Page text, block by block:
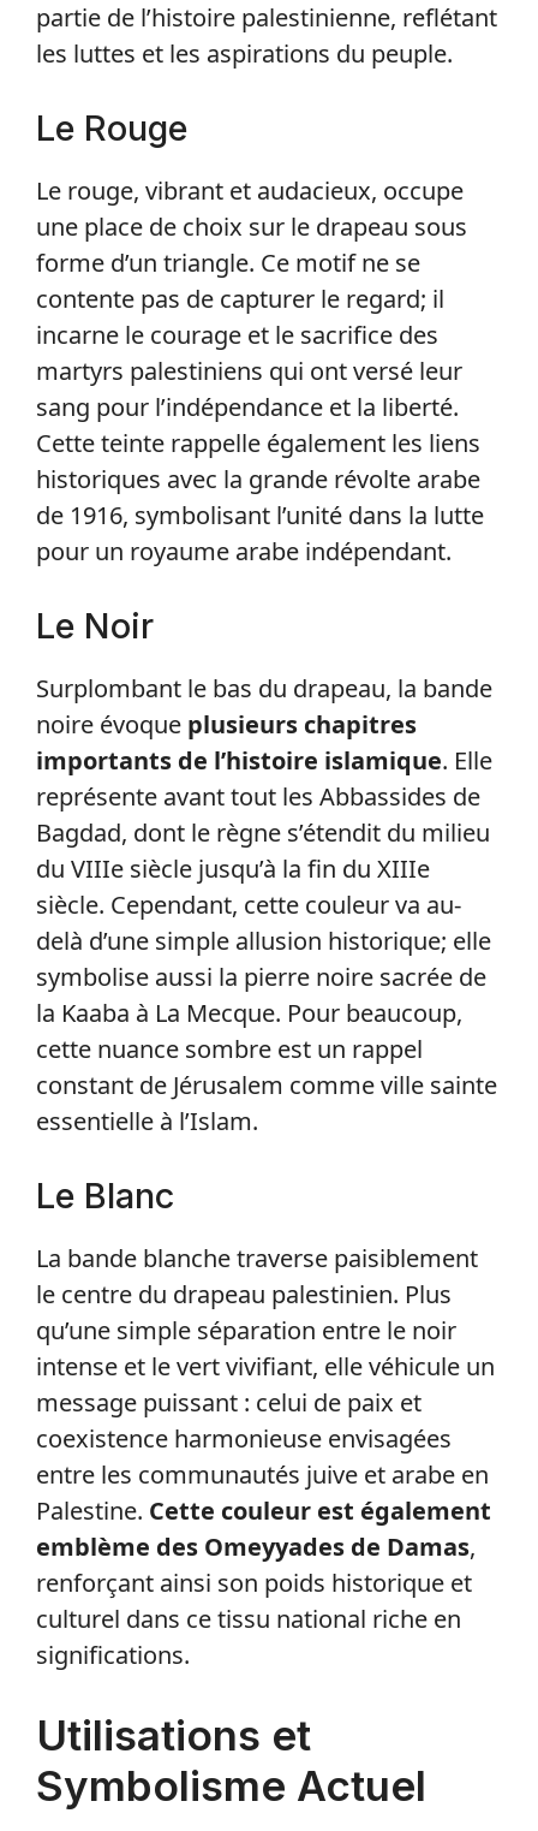
partie de l’histoire palestinienne, reflétant
les luttes et les aspirations du peuple.
Le Rouge
Le rouge, vibrant et audacieux, occupe
une place de choix sur le drapeau sous
forme d’un triangle. Ce motif ne se
contente pas de capturer le regard; il
incarne le courage et le sacrifice des
martyrs palestiniens qui ont versé leur
sang pour l’indépendance et la liberté.
Cette teinte rappelle également les liens
historiques avec la grande révolte arabe
de 1916, symbolisant l’unité dans la lutte
pour un royaume arabe indépendant.
Le Noir
Surplombant le bas du drapeau, la bande
noire évoque plusieurs chapitres
importants de l’histoire islamique. Elle
représente avant tout les Abbassides de
Bagdad, dont le règne s’étendit du milieu
du VIIIe siècle jusqu’à la fin du XIIIe
siècle. Cependant, cette couleur va au-
delà d’une simple allusion historique; elle
symbolise aussi la pierre noire sacrée de
la Kaaba à La Mecque. Pour beaucoup,
cette nuance sombre est un rappel
constant de Jérusalem comme ville sainte
essentielle à l’Islam.
Le Blanc
La bande blanche traverse paisiblement
le centre du drapeau palestinien. Plus
qu’une simple séparation entre le noir
intense et le vert vivifiant, elle véhicule un
message puissant : celui de paix et
coexistence harmonieuse envisagées
entre les communautés juive et arabe en
Palestine. Cette couleur est également
emblème des Omeyyades de Damas,
renforçant ainsi son poids historique et
culturel dans ce tissu national riche en
significations.
Utilisations et
Symbolisme Actuel